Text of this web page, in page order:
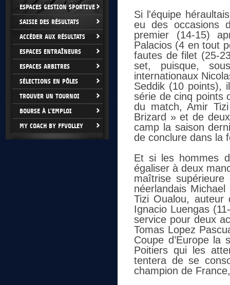
ESPACES GESTION SPORTIVE
SAISIE DES RÉSULTATS
ACCÉDER AUX RÉSULTATS
ESPACES ENTRAÎNEURS
ESPACES ARBITRES
SÉLECTIONS EN PÔLES
TROUVER UN TOURNOI
BOURSE À L'EMPLOI
MY COACH BY FFVOLLEY
Si l'équipe
eu des occasions
premier (14-15)
Palacios (4 en tout
fautes de filet (25-
set, puisque,
internationaux
Seddik (10 points),
série de cinq points
du match, Amir
Brizard » et de
camp la saison
de conclure dans la
Et si les hommes
égaliser à deux
maîtrise
néerlandais
Tizi Oualou, auteur
Ignacio Luengas
service pour deux
Tomas Lopez
Coupe d’Europe la
Poitiers qui les
tentera de se
champion de